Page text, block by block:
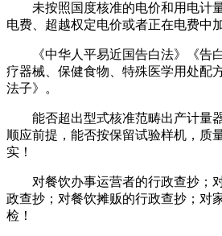
未按照国度核准的电价和用电计
电费、超越权定电价或者正在电费中
《中华人平易近国告白法》《告
疗器械、保健食物、特殊医学用处配
法子》。
能否超出型式核准范畴出产计量
顺应前提，能否按保留试验样机，质
实！
对餐饮办事运营者的行政查抄；
政查抄；对餐饮摊贩的行政查抄；对
检！